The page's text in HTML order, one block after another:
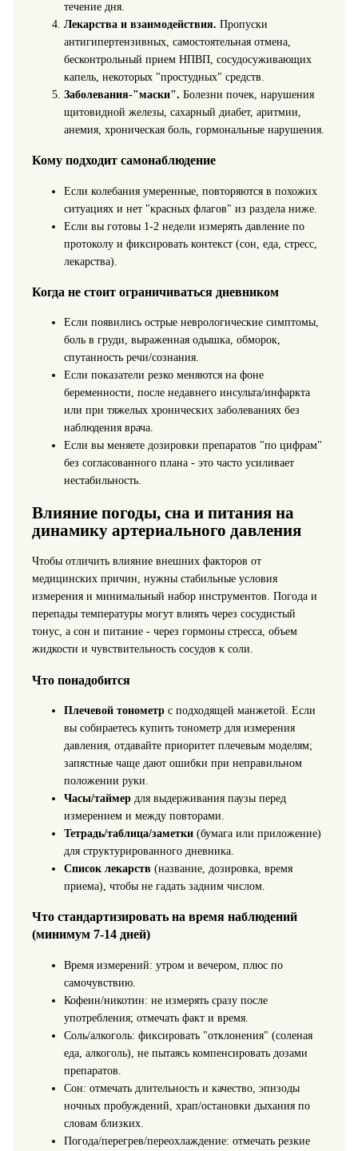
течение дня.
Лекарства и взаимодействия. Пропуски
антигипертензивных, самостоятельная отмена,
бесконтрольный прием НПВП, сосудосуживающих
капель, некоторых "простудных" средств.
Заболевания-"маски". Болезни почек, нарушения
щитовидной железы, сахарный диабет, аритмии,
анемия, хроническая боль, гормональные нарушения.
Кому подходит самонаблюдение
Если колебания умеренные, повторяются в похожих
ситуациях и нет "красных флагов" из раздела ниже.
Если вы готовы 1-2 недели измерять давление по
протоколу и фиксировать контекст (сон, еда, стресс,
лекарства).
Когда не стоит ограничиваться дневником
Если появились острые неврологические симптомы,
боль в груди, выраженная одышка, обморок,
спутанность речи/сознания.
Если показатели резко меняются на фоне
беременности, после недавнего инсульта/инфаркта
или при тяжелых хронических заболеваниях без
наблюдения врача.
Если вы меняете дозировки препаратов "по цифрам"
без согласованного плана - это часто усиливает
нестабильность.
Влияние погоды, сна и питания на
динамику артериального давления
Чтобы отличить влияние внешних факторов от
медицинских причин, нужны стабильные условия
измерения и минимальный набор инструментов. Погода и
перепады температуры могут влиять через сосудистый
тонус, а сон и питание - через гормоны стресса, объем
жидкости и чувствительность сосудов к соли.
Что понадобится
Плечевой тонометрс подходящей манжетой. Если
вы собираетесь купить тонометр для измерения
давления, отдавайте приоритет плечевым моделям;
запястные чаще дают ошибки при неправильном
положении руки.
Часы/таймердля выдерживания паузы перед
измерением и между повторами.
Тетрадь/таблица/заметки(бумага или приложение)
для структурированного дневника.
Список лекарств (название, дозировка, время
приема), чтобы не гадать задним числом.
Что стандартизировать на время наблюдений
(минимум 7-14 дней)
Время измерений: утром и вечером, плюс по
самочувствию.
Кофеин/никотин: не измерять сразу после
употребления; отмечать факт и время.
Соль/алкоголь: фиксировать "отклонения" (соленая
еда, алкоголь), не пытаясь компенсировать дозами
препаратов.
Сон: отмечать длительность и качество, эпизоды
ночных пробуждений, храп/остановки дыхания по
словам близких.
Погода/перегрев/переохлаждение: отмечать резкие